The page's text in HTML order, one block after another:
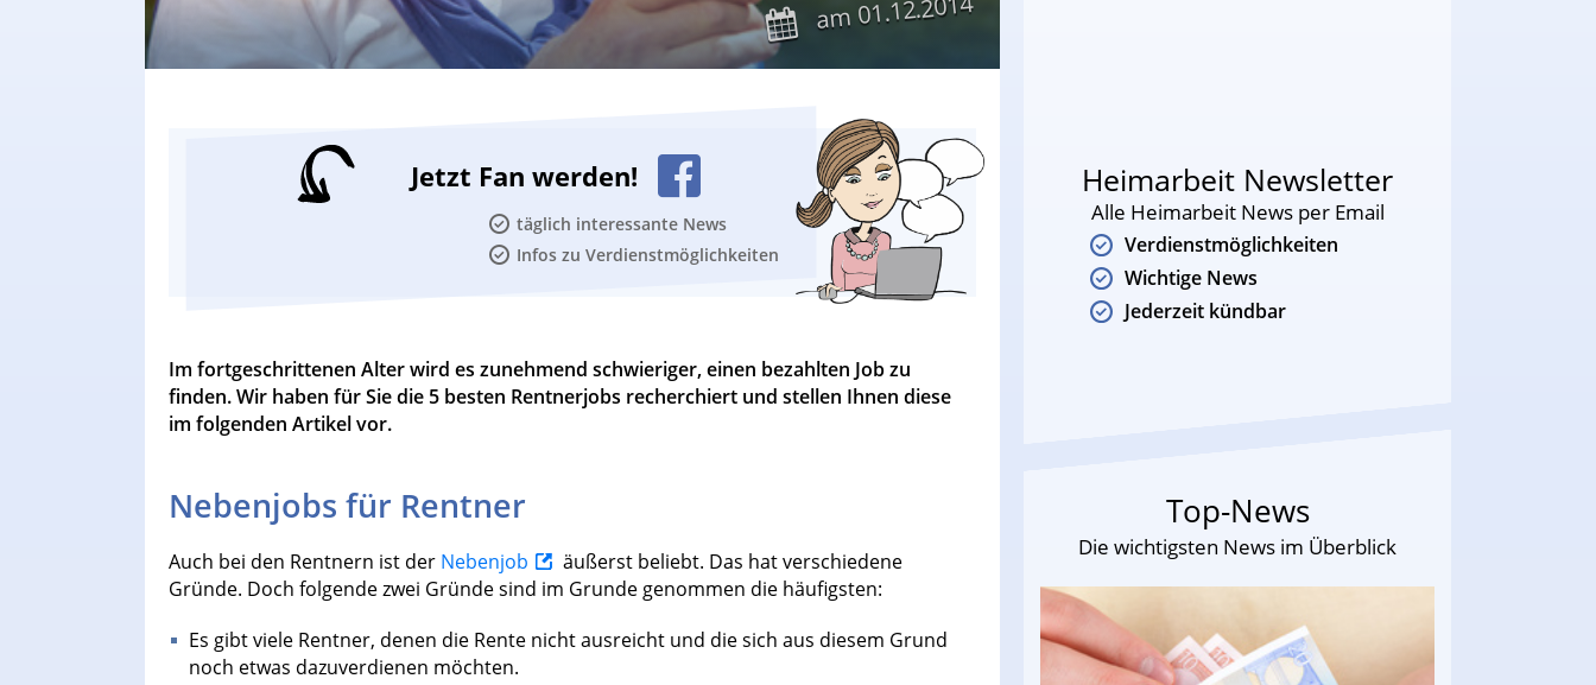
am
Jetzt Fan werden!
täglich interessante News
Infos zu Verdienstmöglichkeiten
Im fortgeschrittenen Alter wird es zunehmend schwieriger, einen bezahlten Job zu
finden. Wir haben für Sie die 5 besten Rentnerjobs recherchiert und stellen Ihnen diese
im folgenden Artikel vor.
Nebenjobs für Rentner
Auch bei den Rentnern ist der Nebenjob
äußerst beliebt. Das hat verschiedene
Gründe. Doch folgende zwei Gründe sind im Grunde genommen die häufigsten:
Es gibt viele Rentner, denen die Rente nicht ausreicht und die sich aus diesem Grund
noch etwas dazuverdienen möchten.
Heimarbeit Newsletter
Alle Heimarbeit News per Email
Verdienstmöglichkeiten
Wichtige News
Jederzeit kündbar
Top-News
Die wichtigsten News im Überblick